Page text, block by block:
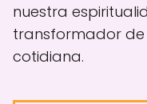
nuestra
transformador
cotidiana.